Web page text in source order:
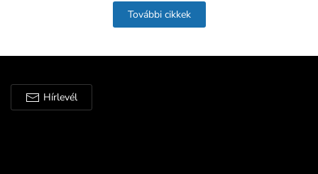
További cikkek
Hírlevél